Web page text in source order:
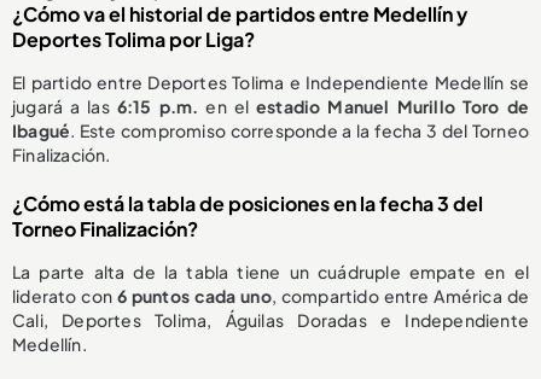
¿Cómo va el historial de partidos entre Medellín y
Deportes Tolima por Liga?
El partido entre Deportes Tolima e Independiente Medellín se
jugará a las 6:15 p.m. en elestadio Manuel Murillo Toro de
Ibagué. Este compromiso corresponde a la fecha 3 del Torneo
Finalización.
¿Cómo está la tabla de posiciones en la fecha 3 del
Torneo Finalización?
La parte alta de la tabla tiene un cuádruple empate en el
liderato con 6 puntos cada uno, compartido entre América de
Cali, Deportes Tolima, Águilas Doradas e Independiente
Medellín.